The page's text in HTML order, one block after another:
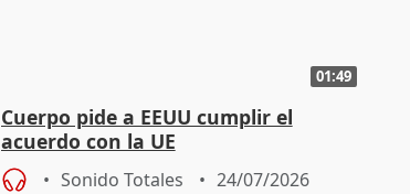
01:49
Cuerpo pide a EEUU cumplir el
acuerdo con la UE
Sonido Totales 24/07/2026